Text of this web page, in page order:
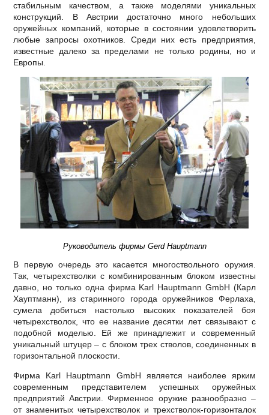
стабильным качеством, а также моделями уникальных
конструкций. В Австрии достаточно много небольших
оружейных компаний, которые в состоянии удовлетворить
любые запросы охотников. Среди них есть предприятия,
известные далеко за пределами не только родины, но и
Европы.
Руководитель фирмы Gerd Hauptmann
В первую очередь это касается многоствольного оружия.
Так, четырехстволки с комбинированным блоком известны
давно, но только одна фирма Karl Hauptmann GmbH (Карл
Хауптманн), из старинного города оружейников Ферлаха,
сумела добиться настолько высоких показателей боя
четырехстволок, что ее название десятки лет связывают с
подобной моделью. Ей же принадлежит и современный
уникальный штуцер – с блоком трех стволов, соединенных в
горизонтальной плоскости.
Фирма Karl Hauptmann GmbH является наиболее ярким
современным представителем успешных оружейных
предприятий Австрии. Фирменное оружие разнообразно –
от знаменитых четырехстволок и трехстволок-горизонталок